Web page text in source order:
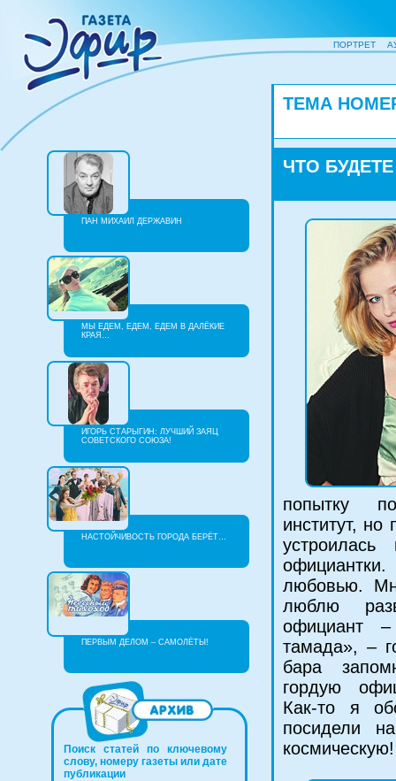
ПОРТРЕТ
ПАН МИХАИЛ ДЕРЖАВИН
МЫ ЕДЕМ, ЕДЕМ, ЕДЕМ В ДАЛЁКИЕ
КРАЯ…
ИГОРЬ СТАРЫГИН: ЛУЧШИЙ ЗАЯЦ
СОВЕТСКОГО СОЮЗА!
НАСТОЙЧИВОСТЬ ГОРОДА БЕРЁТ…
ПЕРВЫМ ДЕЛОМ – САМОЛЁТЫ!
Поиск статей по ключевому
слову, номеру газеты или дате
публикации
ТЕМА
ЧТО
попытку
институт, но
любовью.
люблю
официант
тамада», –
бара
гордую
Как-то я
посидели